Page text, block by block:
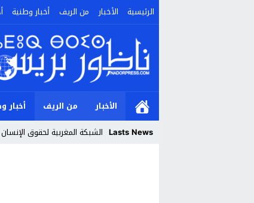
الرئيسية الأخبار من الريف أخبار وطنية
الأخبار من الريف أخبار
Lasts News الشبكة المغربية لحقوق